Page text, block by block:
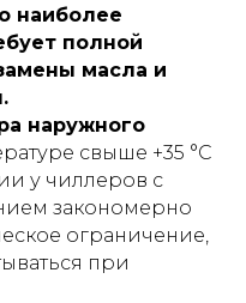
наиболее
полной
масла и
наружного
свыше +35 °С
у чиллеров с
закономерно
ограничение,
при